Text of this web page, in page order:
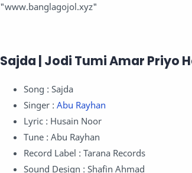
"www.banglagojol.xyz"
Sajda | Jodi Tumi Amar Priyo Hoye
Song : Sajda
Singer : Abu Rayhan
Lyric : Husain Noor
Tune : Abu Rayhan
Record Label : Tarana Records
Sound Design : Shafin Ahmad